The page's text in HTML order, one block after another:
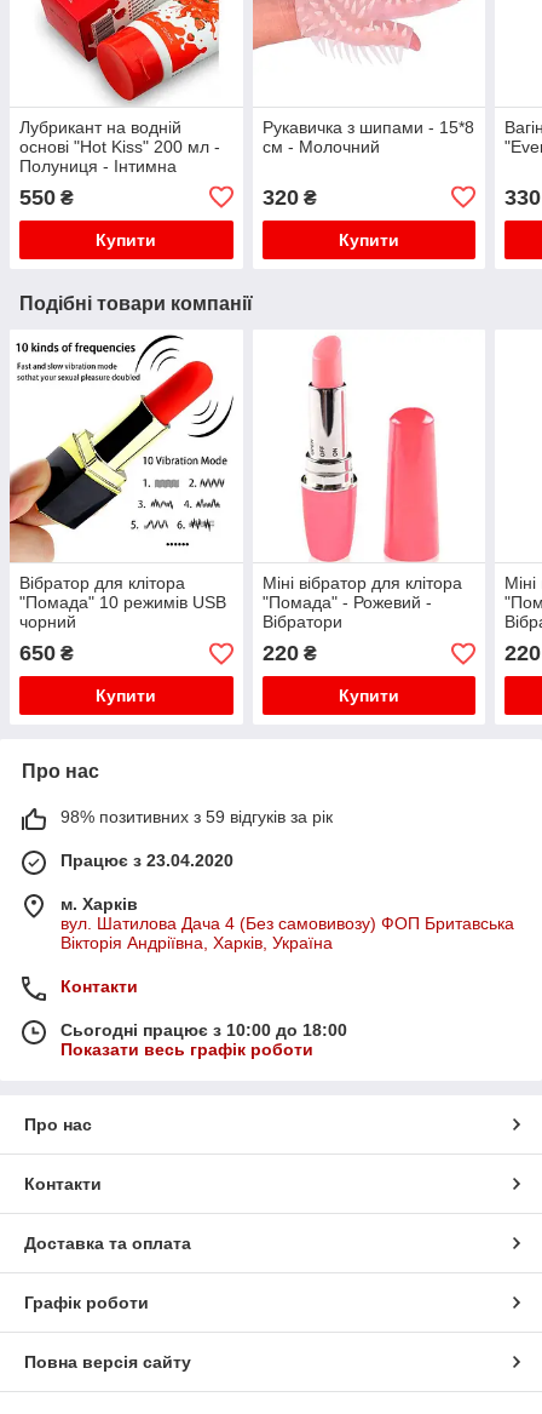
Лубрикант на водній
основі "Hot Kiss" 200 мл -
Полуниця - Інтимна
550 ₴
Купити
Рукавичка з шипами - 15*8
см - Молочний
320₴
Купити
330
Подібні товари компанії
Вібратор для клітора
"Помада" 10 режимів USB
чорний
650 ₴
Купити
Міні вібратор для клітора
"Помада" - Рожевий -
Вібратори
220₴
Купити
220
Про нас
98% позитивних з 59 відгуків за рік
Працює з 23.04.2020
м. Харків
вул. Шатилова Дача 4 (Без самовивозу) ФОП Бритавська
Вікторія Андріївна, Харків, Україна
Контакти
Сьогодні працює з 10:00 до 18:00
Показати весь графік роботи
Про нас
Контакти
Доставка та оплата
Графік роботи
Повна версія сайту